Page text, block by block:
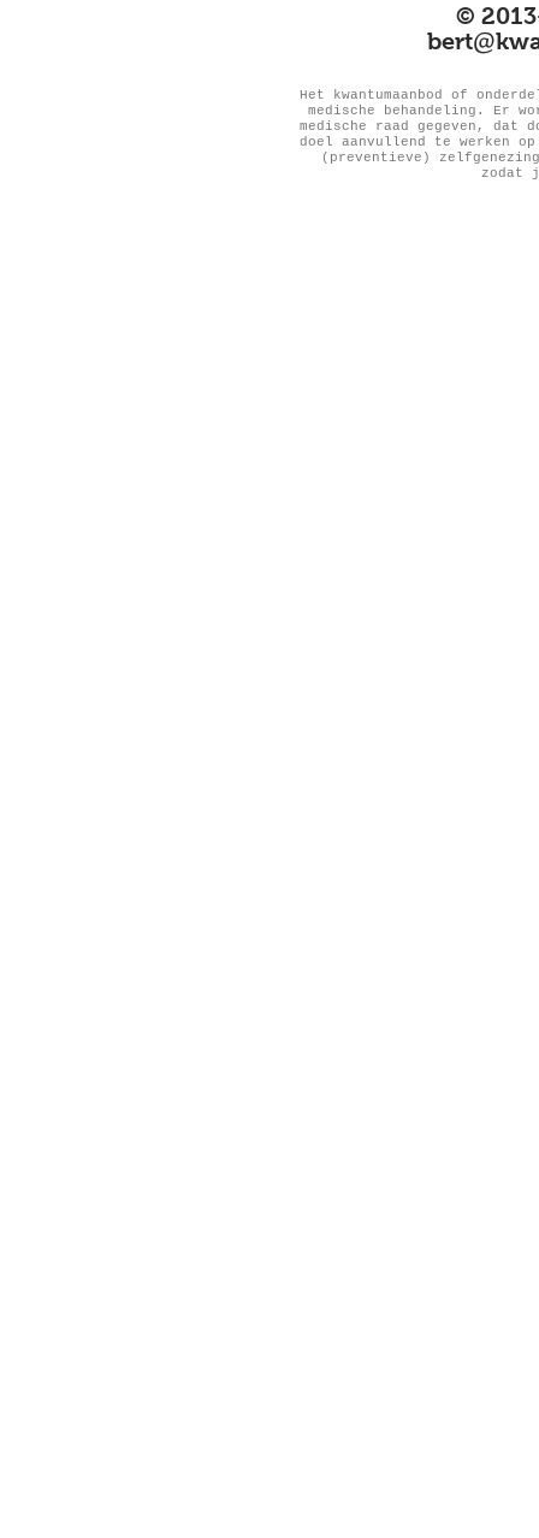
©
bert@
Het kwantumaanbod of
medische behandeling. Er
medische raad gegeven, dat
doel aanvullend te werken
(preventieve)
zodat